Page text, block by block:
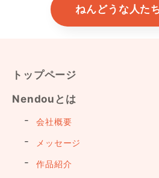
ねんどうな人た
トップページ
Nendouとは
会社概要
メッセージ
作品紹介